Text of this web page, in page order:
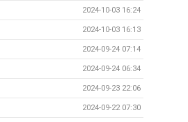
2024-10-03 16:24
2024-10-03 16:13
2024-09-24 07:14
2024-09-24 06:34
2024-09-23 22:06
2024-09-22 07:30